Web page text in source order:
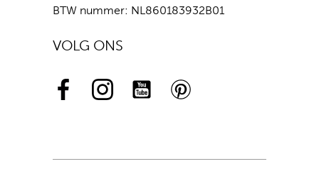
BTW nummer: NL860183932B01
VOLG ONS